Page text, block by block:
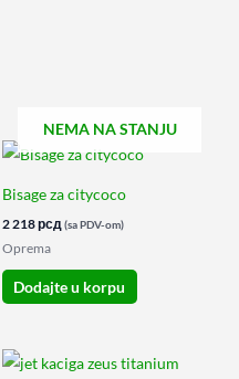
NEMA NA STANJU
Bisage za citycoco
2 218рсд (sa PDV-om)
Oprema
Dodajte u korpu
Ovaj